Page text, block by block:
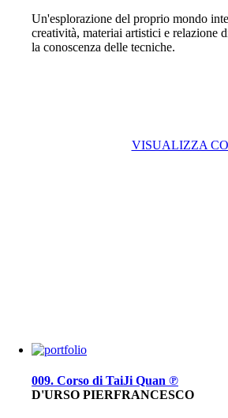
Un'esplorazione del proprio mondo
creatività, materiai artistici e relazione
la conoscenza delle tecniche.
VISUALIZZA
009. Corso di TaiJi Quan ℗
D'URSO PIERFRANCESCO